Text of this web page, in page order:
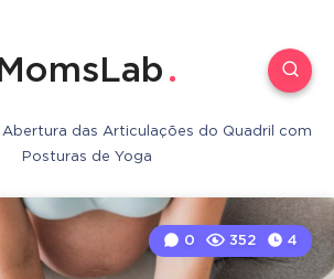
MomsLab
Abertura das Articulações do Quadril com
Posturas de Yoga
0 352 4